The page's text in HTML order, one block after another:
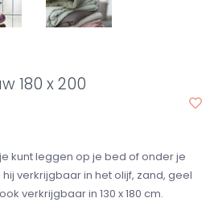
180 x 200
kunt leggen op je bed of onder je
verkrijgbaar in het olijf, zand, geel
verkrijgbaar in 130 x 180 cm.